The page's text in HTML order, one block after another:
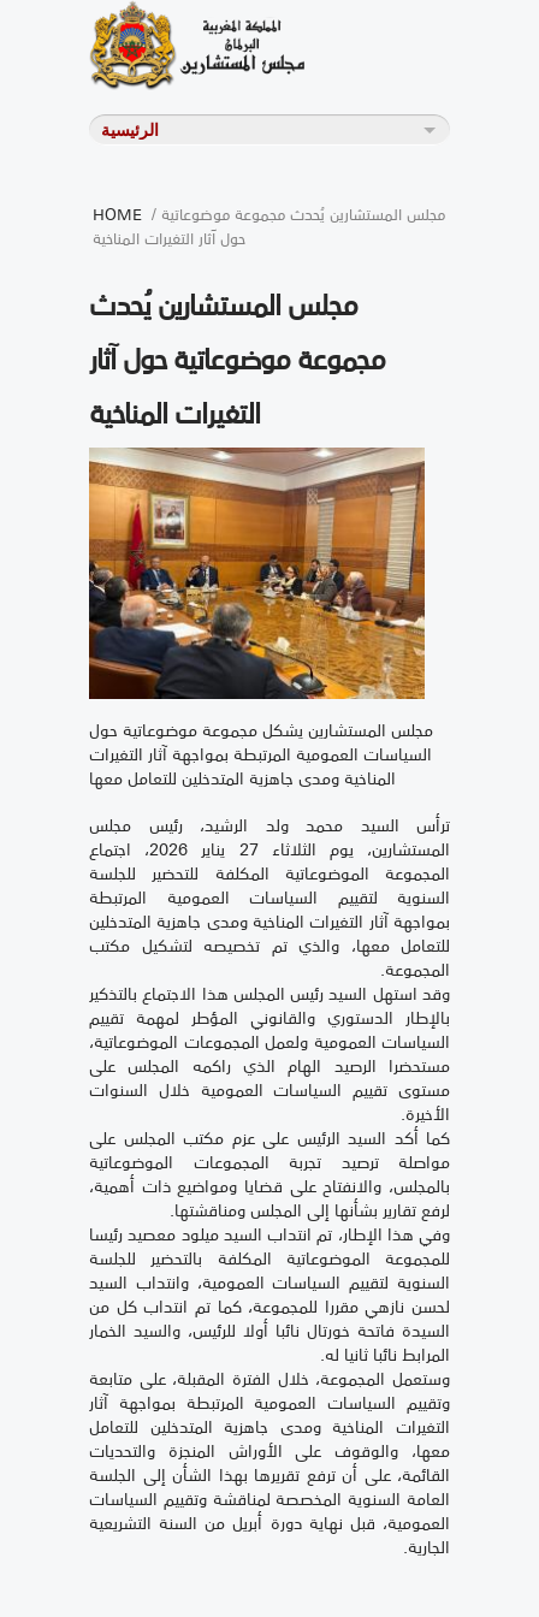
HOME / مجلس المستشارين يُحدث مجموعة موضوعاتية
حول آثار التغيرات المناخية
مجلس المستشارين يُحدث
مجموعة موضوعاتية حول آثار
التغيرات المناخية
مجلس المستشارين يشكل مجموعة موضوعاتية حول
السياسات العمومية المرتبطة بمواجهة آثار التغيرات
المناخية ومدى جاهزية المتدخلين للتعامل معها
ترأس السيد محمد ولد الرشيد، رئيس مجلس
المستشارين، يوم الثلاثاء 27 يناير 2026، اجتماع
المجموعة الموضوعاتية المكلفة للتحضير للجلسة
السنوية لتقييم السياسات العمومية المرتبطة
بمواجهة آثار التغيرات المناخية ومدى جاهزية المتدخلين
للتعامل معها، والذي تم تخصيصه لتشكيل مكتب
المجموعة.
وقد استهل السيد رئيس المجلس هذا الاجتماع بالتذكير
بالإطار الدستوري والقانوني المؤطر لمهمة تقييم
السياسات العمومية ولعمل المجموعات الموضوعاتية،
مستحضرا الرصيد الهام الذي راكمه المجلس على
مستوى تقييم السياسات العمومية خلال السنوات
الأخيرة.
كما أكد السيد الرئيس على عزم مكتب المجلس على
مواصلة ترصيد تجربة المجموعات الموضوعاتية
بالمجلس، والانفتاح على قضايا ومواضيع ذات أهمية،
لرفع تقارير بشأنها إلى المجلس ومناقشتها.
وفي هذا الإطار، تم انتداب السيد ميلود معصيد رئيسا
للمجموعة الموضوعاتية المكلفة بالتحضير للجلسة
السنوية لتقييم السياسات العمومية، وانتداب السيد
لحسن نازهي مقررا للمجموعة، كما تم انتداب كل من
السيدة فاتحة خورتال نائبا أولا للرئيس، والسيد الخمار
المرابط نائبا ثانيا له.
وستعمل المجموعة، خلال الفترة المقبلة، على متابعة
وتقييم السياسات العمومية المرتبطة بمواجهة آثار
التغيرات المناخية ومدى جاهزية المتدخلين للتعامل
معها، والوقوف على الأوراش المنجزة والتحديات
القائمة، على أن ترفع تقريرها بهذا الشأن إلى الجلسة
العامة السنوية المخصصة لمناقشة وتقييم السياسات
العمومية، قبل نهاية دورة أبريل من السنة التشريعية
الجارية.